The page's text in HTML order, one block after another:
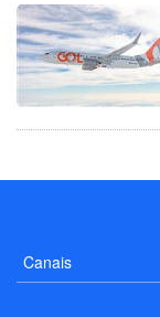
Canais